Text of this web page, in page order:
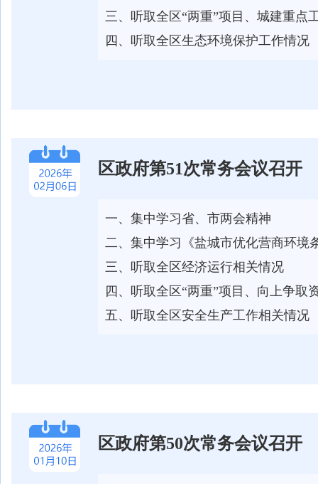
三、听取全区“两重”项目、城建重点
四、听取全区生态环境保护工作情况
区政府第51次常务会议召开
一、集中学习省、市两会精神
二、集中学习《盐城市优化营商环境
三、听取全区经济运行相关情况
四、听取全区“两重”项目、向上争取
五、听取全区安全生产工作相关情况
区政府第50次常务会议召开